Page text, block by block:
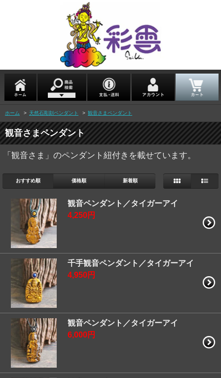
ホーム > 天然石彫刻ペンダント > 観音さまペンダント
観音さまペンダント
「観音さま」のペンダント紐付きを載せています。
おすすめ順 価格順 新着順
観音ペンダント／タイガーアイ
4,250円
千手観音ペンダント／タイガーアイ
4,950円
観音ペンダント／タイガーアイ
6,000円